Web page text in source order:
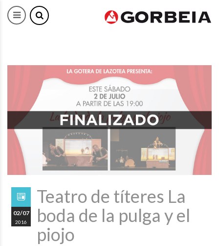
Teatro de títeres La
boda de la pulga y el
piojo
02/07
2016